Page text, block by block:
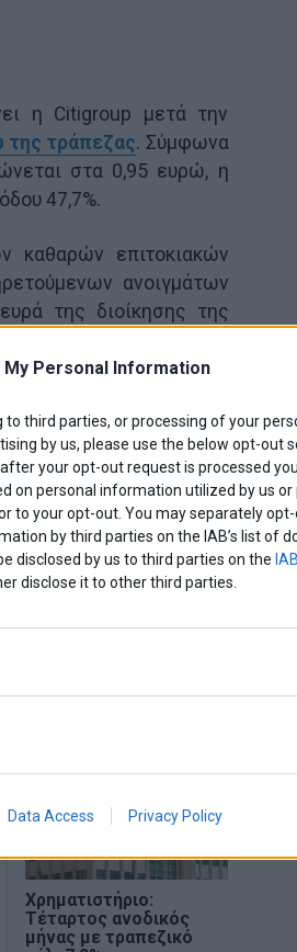
Personal Information
third parties, or processing of your
by us, please use the below opt-out
your opt-out request is processed
on personal information utilized by us or
to your opt-out. You may separately
by third parties on the IAB’s list of
disclosed by us to third parties on the
disclose it to other third parties.
Data Access Privacy Policy
η Citigroup μετά την
της τράπεζας. Σύμφωνα
στα 0,95 ευρώ, η
47,7%.
καθαρών επιτοκιακών
ανοιγμάτων
της διοίκησης της
μείωσης των NPE, την
Χρηματιστήριο:
Τέταρτος ανοδικός
μήνας με τραπεζικό